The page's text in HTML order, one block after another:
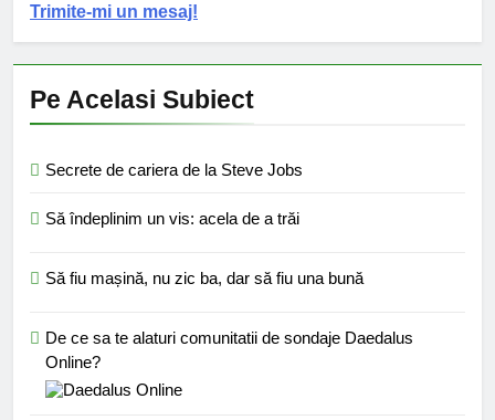
Trimite-mi un mesaj!
Pe Acelasi Subiect
Secrete de cariera de la Steve Jobs
Să îndeplinim un vis: acela de a trăi
Să fiu mașină, nu zic ba, dar să fiu una bună
De ce sa te alaturi comunitatii de sondaje Daedalus
Online?